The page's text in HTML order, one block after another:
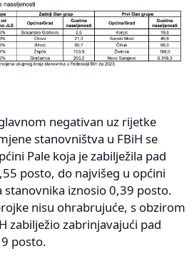
negativan uz rijetke
stanovništva u FBiH se
Pale koja je zabilježila pad
posto, do najvišeg u općini
stanovnika iznosio 0,39 posto.
nisu ohrabrujuće, s obzirom
zabilježio zabrinjavajući pad
posto.